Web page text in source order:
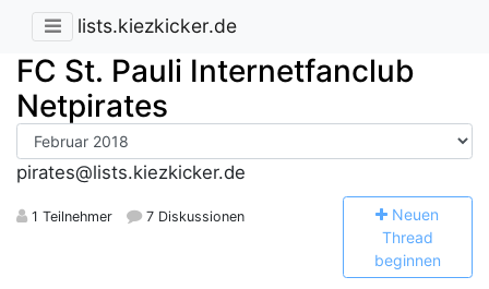
lists.kiezkicker.de
FC St. Pauli Internetfanclub
Netpirates
pirates@lists.kiezkicker.de
1 Teilnehmer 7 Diskussionen Neuen
Thread
beginnen